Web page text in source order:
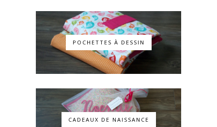
POCHETTES À DESSIN
CADEAUX DE NAISSANCE